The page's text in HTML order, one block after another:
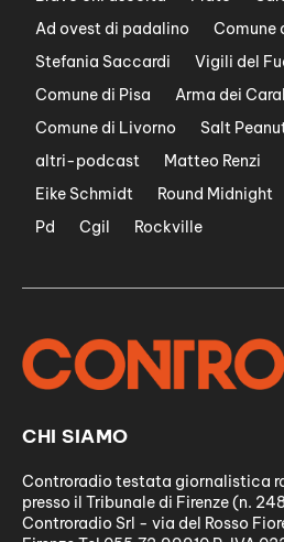
Ad ovest di padalino
Comune
Stefania Saccardi
Vigili del
Comune di Pisa
Arma dei
Comune di Livorno
Salt
altri-podcast
Matteo Renzi
Eike Schmidt
Round Midnight
Pd
Cgil Rockville
CHI SIAMO
Controradio testata giornalistica
presso il Tribunale di Firenze (n.
Controradio Srl - via del Rosso